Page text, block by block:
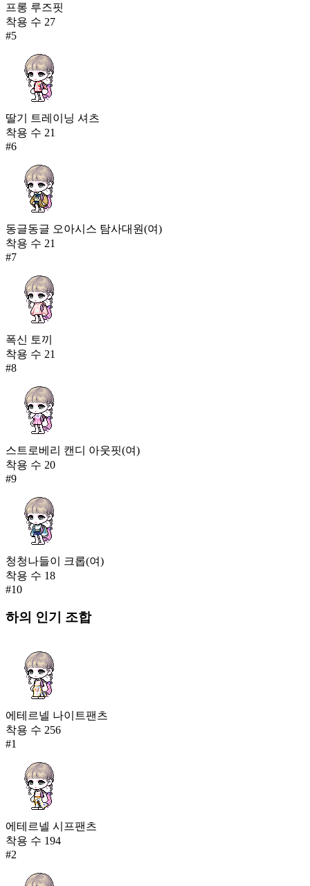
프롱 루즈핏
착용 수 27
#5
딸기 트레이닝 셔츠
착용 수 21
#6
동글동글 오아시스 탐사대원(여)
착용 수 21
#7
폭신 토끼
착용 수 21
#8
스트로베리 캔디 아웃핏(여)
착용 수 20
#9
청청나들이 크롭(여)
착용 수 18
#10
하의 인기 조합
에테르넬 나이트팬츠
착용 수 256
#1
에테르넬 시프팬츠
착용 수 194
#2